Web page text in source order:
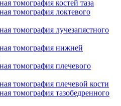
томография костей таза
томография локтевого
томография лучезапястного
томография нижней
томография плечевого
томография плечевой кости
томография тазобедренного